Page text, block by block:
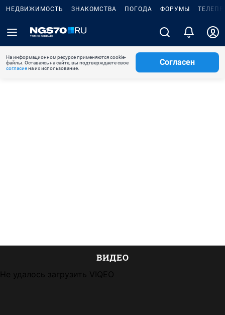
НЕДВИЖИМОСТЬ ЗНАКОМСТВА ПОГОДА ФОРУМЫ
На информационном ресурсе применяются cookie-
файлы. Оставаясь на сайте, вы подтверждаете свое
согласиена их использование.
Согласен
ВИДЕО
Не удалось загрузить VIQEO